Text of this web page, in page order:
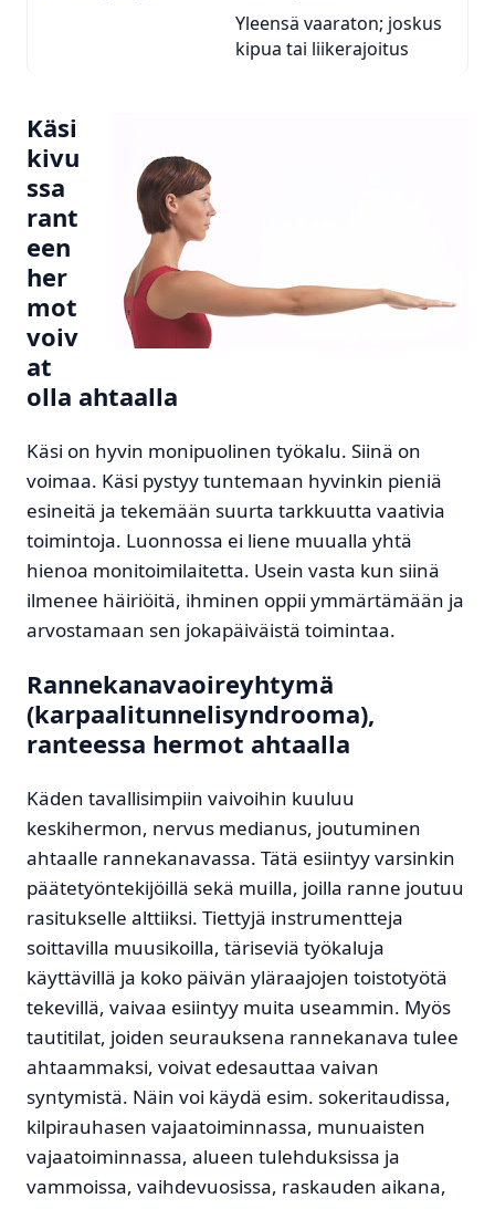
Yleensä vaaraton; joskus
kipua tai liikerajoitus
Käsi
kivu
ssa
rant
een
her
mot
voiv
at
olla ahtaalla
Käsi on hyvin monipuolinen työkalu. Siinä on
voimaa. Käsi pystyy tuntemaan hyvinkin pieniä
esineitä ja tekemään suurta tarkkuutta vaativia
toimintoja. Luonnossa ei liene muualla yhtä
hienoa monitoimilaitetta. Usein vasta kun siinä
ilmenee häiriöitä, ihminen oppii ymmärtämään ja
arvostamaan sen jokapäiväistä toimintaa.
Rannekanavaoireyhtymä
(karpaalitunnelisyndrooma),
ranteessa hermot ahtaalla
Käden tavallisimpiin vaivoihin kuuluu
keskihermon, nervus medianus, joutuminen
ahtaalle rannekanavassa. Tätä esiintyy varsinkin
päätetyöntekijöillä sekä muilla, joilla ranne joutuu
rasitukselle alttiiksi. Tiettyjä instrumentteja
soittavilla muusikoilla, täriseviä työkaluja
käyttävillä ja koko päivän yläraajojen toistotyötä
tekevillä, vaivaa esiintyy muita useammin. Myös
tautitilat, joiden seurauksena rannekanava tulee
ahtaammaksi, voivat edesauttaa vaivan
syntymistä. Näin voi käydä esim. sokeritaudissa,
kilpirauhasen vajaatoiminnassa, munuaisten
vajaatoiminnassa, alueen tulehduksissa ja
vammoissa, vaihdevuosissa, raskauden aikana,